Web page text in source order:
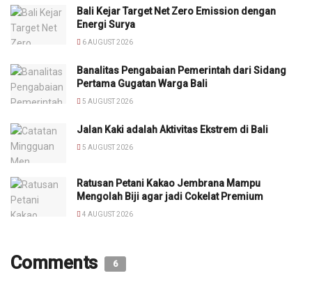
Bali Kejar Target Net Zero Emission dengan
Energi Surya
6 AUGUST 2026
Banalitas Pengabaian Pemerintah dari Sidang
Pertama Gugatan Warga Bali
5 AUGUST 2026
Jalan Kaki adalah Aktivitas Ekstrem di Bali
5 AUGUST 2026
Ratusan Petani Kakao Jembrana Mampu
Mengolah Biji agar jadi Cokelat Premium
4 AUGUST 2026
Comments 6